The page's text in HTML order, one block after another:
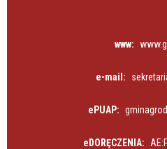
www:
e-mail:
ePUAP:
eDORĘCZENIA: